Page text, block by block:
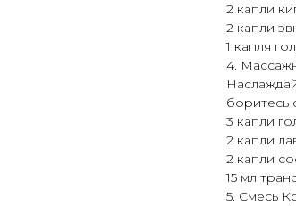
2 капли
2 капли
1 капля
4.
боритесь
3 капли
2 капли
2 капли
15 мл
5. Смесь